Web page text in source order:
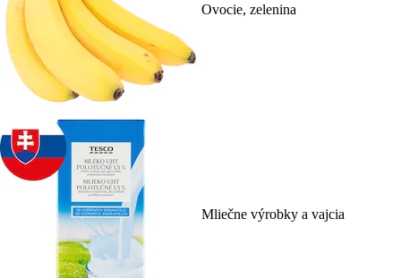
Ovocie, zelenina
Mliečne výrobky a vajcia